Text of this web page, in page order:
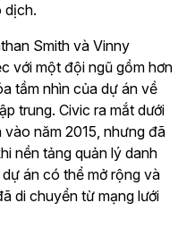
dịch.
Smith và Vinny
với một đội ngũ gồm hơn
tầm nhìn của dự án về
trung. Civic ra mắt dưới
năm 2015, nhưng đã
nền tảng quản lý danh
án có thể mở rộng và
di chuyển từ mạng lưới